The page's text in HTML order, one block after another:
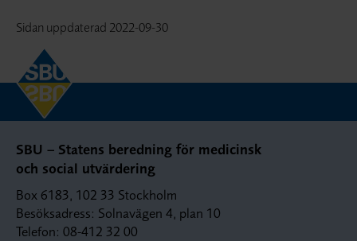
Sidan uppdaterad 2022-09-30
SBU – Statens beredning för medicinsk
och social utvärdering
Box 6183, 102 33 Stockholm
Besöksadress: Solnavägen 4, plan 10
Telefon: 08-412 32 00